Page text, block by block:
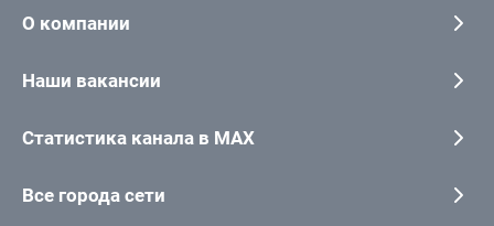
О компании
Наши вакансии
Статистика канала в MAX
Все города сети